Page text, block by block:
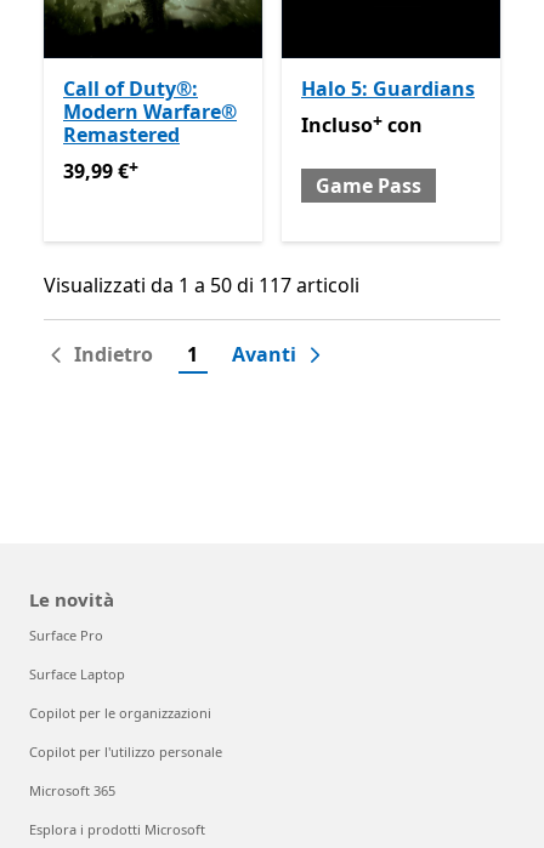
Call of Duty®:
Modern Warfare®
Remastered
39,99 €Offre acquisti in-app
39,99 €+
Halo 5: Guardians
Incluso con Game Pass
Incluso+ con
Game Pass
Visualizzati da 1 a 50 di 117 articoli
Visualizzati da 1 a 50 di 117 articoli
Indietro 1 Avanti
Le novità
Surface Pro
Surface Laptop
Copilot per le organizzazioni
Copilot per l'utilizzo personale
Microsoft 365
Esplora i prodotti Microsoft